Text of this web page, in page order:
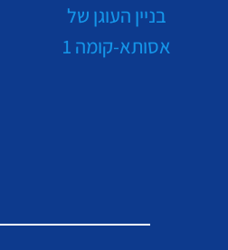
בניין העוגן של
אסותא-קומה 1